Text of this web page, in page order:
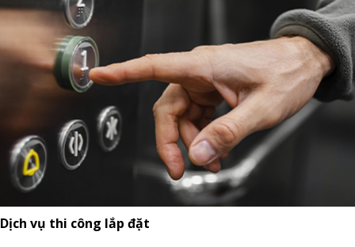
Dịch vụ thi công lắp đặt